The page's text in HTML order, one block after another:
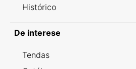
Histórico
De interese
Tendas